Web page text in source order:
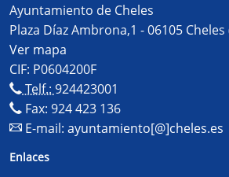
Ayuntamiento de Cheles
Plaza Díaz Ambrona,1 - 06105 Cheles
Ver mapa
CIF: P0604200F
Telf.: 924423001
Fax: 924 423 136
E-mail: ayuntamiento[@]cheles.es
Enlaces